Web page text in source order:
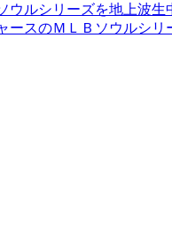
ウルシリーズを地上波生
ースのＭＬＢソウルシ